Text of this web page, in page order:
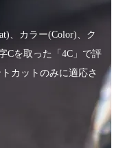
、カラー(Color)、ク
Cを取った「4C」で評
カットのみに適応さ